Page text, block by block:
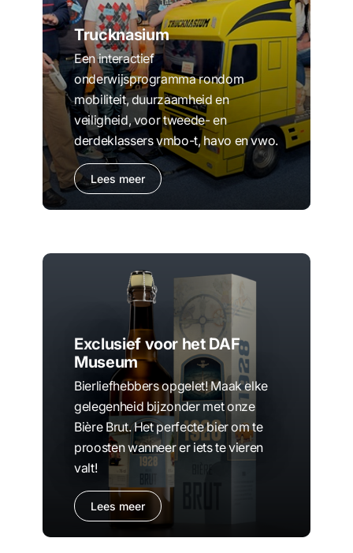
Trucknasium
Een interactief
onderwijsprogramma rondom
mobiliteit, duurzaamheid en
veiligheid, voor tweede- en
derdeklassers vmbo-t, havo en vwo.
Lees meer
Exclusief voor het DAF
Museum
Bierliefhebbers opgelet! Maak elke
gelegenheid bijzonder met onze
Bière Brut. Het perfecte bier om te
proosten wanneer er iets te vieren
valt!
Lees meer